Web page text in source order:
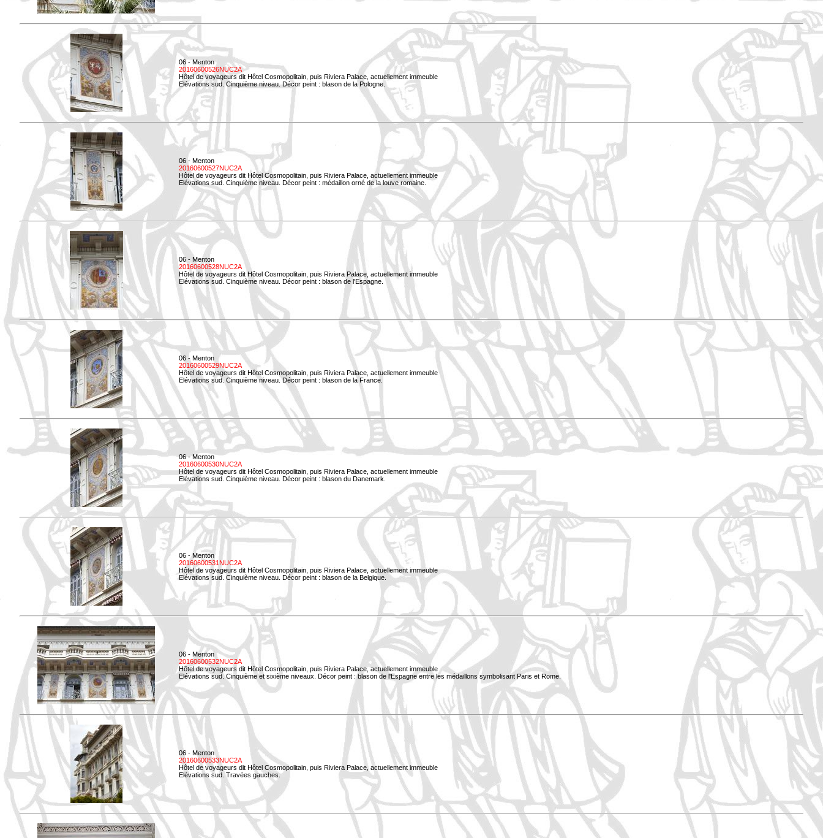
06 - Menton
20160600526NUC2A
Hôtel de voyageurs dit Hôtel Cosmopolitain, puis Riviera Palace, actuellement immeuble
Elévations sud. Cinquième niveau. Décor peint : blason de la Pologne.
06 - Menton
20160600527NUC2A
Hôtel de voyageurs dit Hôtel Cosmopolitain, puis Riviera Palace, actuellement immeuble
Elévations sud. Cinquième niveau. Décor peint : médaillon orné de la louve romaine.
06 - Menton
20160600528NUC2A
Hôtel de voyageurs dit Hôtel Cosmopolitain, puis Riviera Palace, actuellement immeuble
Elévations sud. Cinquième niveau. Décor peint : blason de l'Espagne.
06 - Menton
20160600529NUC2A
Hôtel de voyageurs dit Hôtel Cosmopolitain, puis Riviera Palace, actuellement immeuble
Elévations sud. Cinquième niveau. Décor peint : blason de la France.
06 - Menton
20160600530NUC2A
Hôtel de voyageurs dit Hôtel Cosmopolitain, puis Riviera Palace, actuellement immeuble
Elévations sud. Cinquième niveau. Décor peint : blason du Danemark.
06 - Menton
20160600531NUC2A
Hôtel de voyageurs dit Hôtel Cosmopolitain, puis Riviera Palace, actuellement immeuble
Elévations sud. Cinquième niveau. Décor peint : blason de la Belgique.
06 - Menton
20160600532NUC2A
Hôtel de voyageurs dit Hôtel Cosmopolitain, puis Riviera Palace, actuellement immeuble
Elévations sud. Cinquième et sixième niveaux. Décor peint : blason de l'Espagne entre les médaillons symbolisant Paris et Rome.
06 - Menton
20160600533NUC2A
Hôtel de voyageurs dit Hôtel Cosmopolitain, puis Riviera Palace, actuellement immeuble
Elévations sud. Travées gauches.